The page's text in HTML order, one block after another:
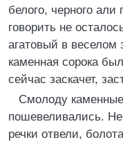
белого, черного али
говорить не
агатовый в веселом
каменная сорока
сейчас заскачет,
Смолоду каменные
пошевеливались.
речки отвели,